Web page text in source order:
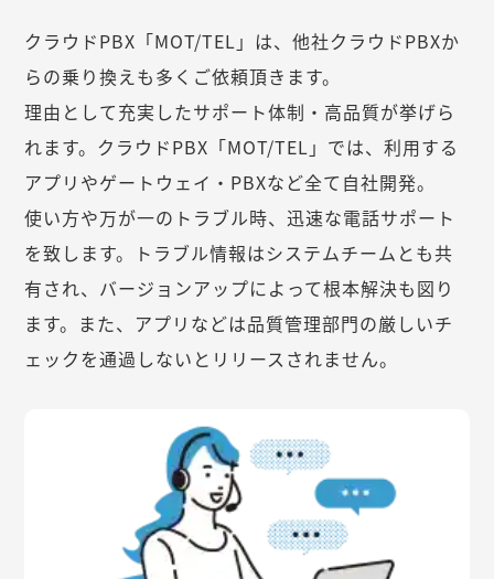
クラウドPBX「MOT/TEL」は、他社クラウドPBXか
らの乗り換えも多くご依頼頂きます。
理由として充実したサポート体制・高品質が挙げら
れます。クラウドPBX「MOT/TEL」では、利用する
アプリやゲートウェイ・PBXなど全て自社開発。
使い方や万が一のトラブル時、迅速な電話サポート
を致します。トラブル情報はシステムチームとも共
有され、バージョンアップによって根本解決も図り
ます。また、アプリなどは品質管理部門の厳しいチ
ェックを通過しないとリリースされません。